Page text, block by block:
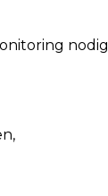
nodig